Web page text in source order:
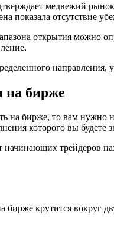
медвежий
показала отсутствие
открытия можно
направления,
на бирже
на бирже, то вам нужно
которого вы будете
трейдеров
бирже крутится вокруг